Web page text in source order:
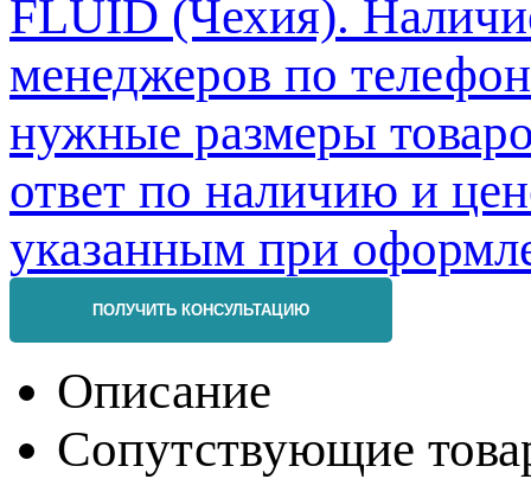
ПОЛУЧИТЬ КОНСУЛЬТАЦИЮ
Описание
Сопутствующие